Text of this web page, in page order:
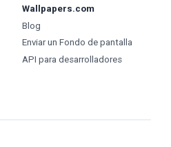
Wallpapers.com
Blog
Enviar un Fondo de pantalla
API para desarrolladores